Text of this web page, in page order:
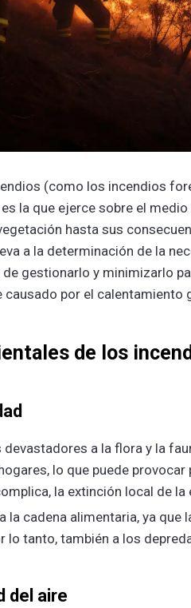
(como los incendios
la que ejerce sobre el
hasta sus
a la determinación de la
gestionarlo y minimizarlo
por el calentamiento
de los
a la flora y la
lo que puede
la extinción local de la
la cadena alimentaria, ya que
lo tanto, también a los
del aire